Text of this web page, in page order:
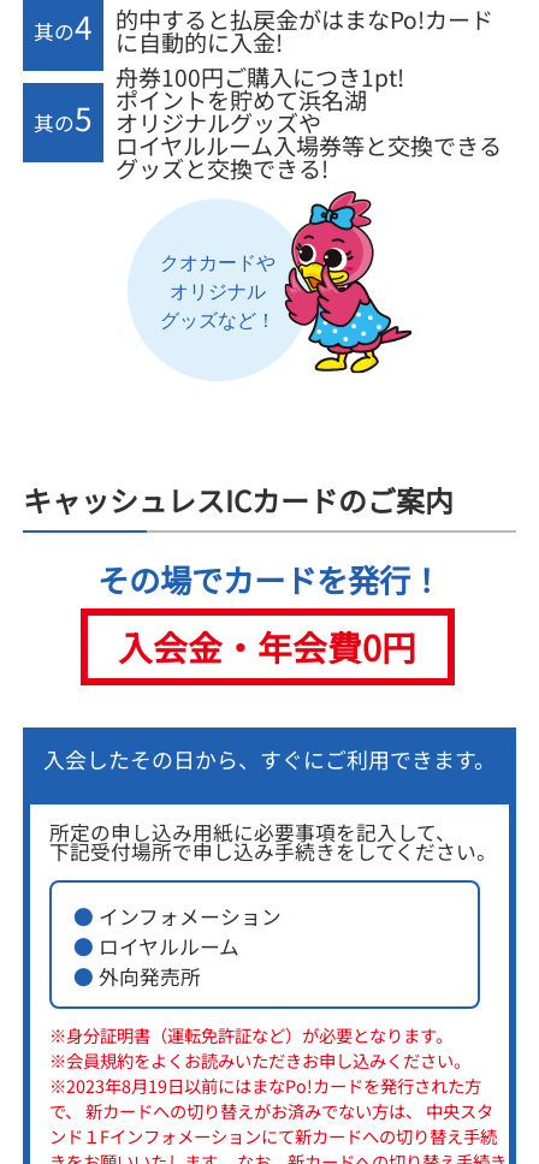
其の4 的中すると払戻金がはまなPo!カード
に自動的に入金!
其の5
舟券100円ご購入につき1pt!
ポイントを貯めて浜名湖
オリジナルグッズや
ロイヤルルーム入場券等と交換できる
グッズと交換できる!
キャッシュレスICカードのご案内
その場でカードを発行！
入会金・年会費0円
入会したその日から、すぐにご利用できます。
所定の申し込み用紙に必要事項を記入して、
下記受付場所で申し込み手続きをしてください。
● インフォメーション
● ロイヤルルーム
● 外向発売所
※身分証明書（運転免許証など）が必要となります。
※会員規約をよくお読みいただきお申し込みください。
※2023年8月19日以前にはまなPo!カードを発行された方
で、 新カードへの切り替えがお済みでない方は、 中央スタ
ンド１Fインフォメーションにて新カードへの切り替え手続